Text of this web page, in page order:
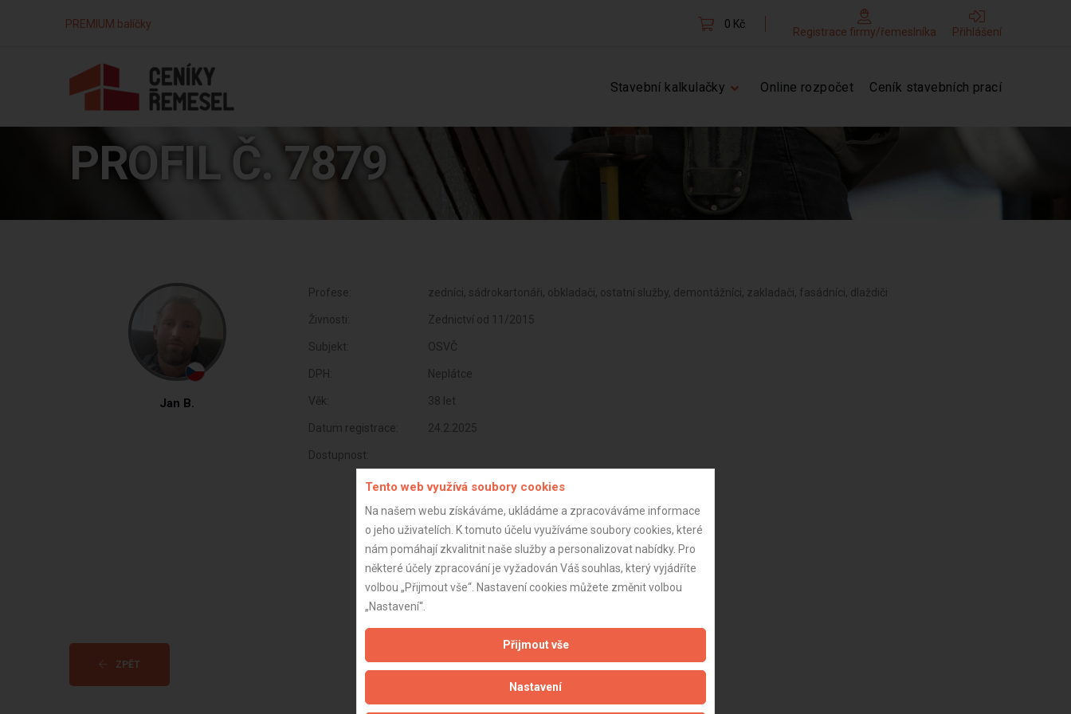
PREMIUM balíčky 0 Kč
Registrace firmy/řemeslníka Přihlášení
Stavební kalkulačky Online rozpočet Ceník stavebních prací
PROFIL Č. 7879
Jan B.
Profese: zedníci, sádrokartonáři, obkladači, ostatní služby, demontážníci, zakladači, fasádníci, dlaždiči
Živnosti: Zednictví od 11/2015
Subjekt: OSVČ
DPH: Neplátce
Věk: 38 let
Datum registrace: 24.2.2025
Dostupnost:
ZPĚT
Tento web využívá soubory cookies
Na našem webu získáváme, ukládáme a zpracováváme informace
o jeho uživatelích. K tomuto účelu využíváme soubory cookies, které
nám pomáhají zkvalitnit naše služby a personalizovat nabídky. Pro
některé účely zpracování je vyžadován Váš souhlas, který vyjádříte
volbou „Přijmout vše“. Nastavení cookies můžete změnit volbou
„Nastavení“.
Přijmout vše
Nastavení